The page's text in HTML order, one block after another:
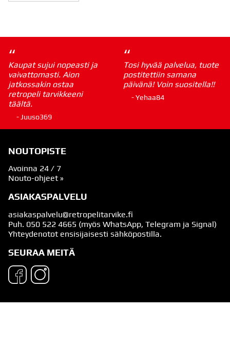
“
Kaupat sujui nopeasti ja
vaivattomasti. Aion
jatkossakin ostaa
retropeli tarvikkeeni
täältä.
- Juuso369
“
Tosi hyvää palvelua, tuote
postitettiin samana
päivänä! Voin suositella!!
- Yehaa84
NOUTOPISTE
Avoinna 24 / 7
Nouto-ohjeet »
ASIAKASPALVELU
asiakaspalvelu@retropelitarvike.fi
Puh. 050 522 4665 (myös WhatsApp, Telegram ja Signal)
Yhteydenotot ensisijaisesti sähköpostilla.
SEURAA MEITÄ